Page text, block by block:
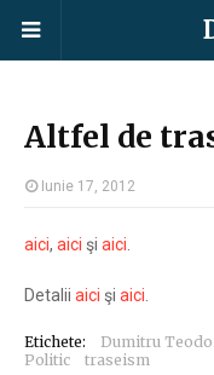
Altfel de
Iunie 17, 2012
aici, aici şi aici
Detalii aici şi aici
Etichete: Dumitru
Politic
traseism